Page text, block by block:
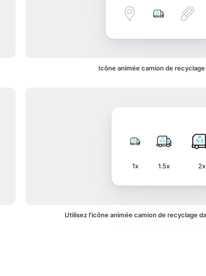
Icône animée camion de
1x 1.5x 2x
Utilisez l'icône animée camion de recyclage